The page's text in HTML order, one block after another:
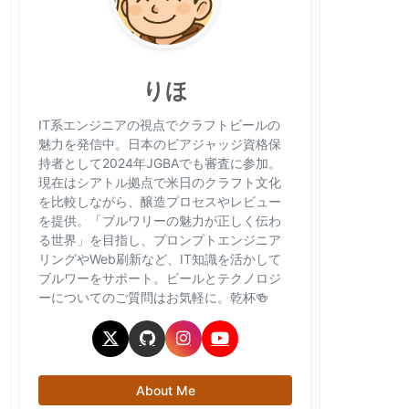
りほ
IT系エンジニアの視点でクラフトビールの
魅力を発信中。日本のビアジャッジ資格保
持者として2024年JGBAでも審査に参加。
現在はシアトル拠点で米日のクラフト文化
を比較しながら、醸造プロセスやレビュー
を提供。「ブルワリーの魅力が正しく伝わ
る世界」を目指し、プロンプトエンジニア
リングやWeb刷新など、IT知識を活かして
ブルワーをサポート。ビールとテクノロジ
ーについてのご質問はお気軽に。乾杯🍻
About Me